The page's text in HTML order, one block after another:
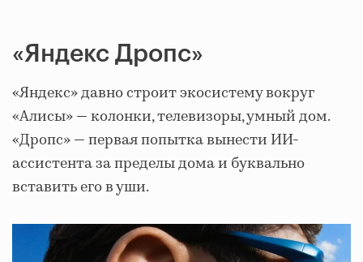
«Яндекс Дропс»
«Яндекс» давно строит экосистему вокруг
«Алисы» — колонки, телевизоры, умный дом.
«Дропс» — первая попытка вынести ИИ-
ассистента за пределы дома и буквально
вставить его в уши.